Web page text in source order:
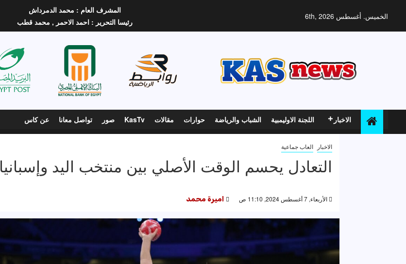
الخميس. أغسطس 6th, 2026
المشرف العام : محمد الدمرداش
رئيسا التحرير : احمد الاحمر , محمد قطب
الاخبار اللجنة الاوليمبية الشباب والرياضة حوارات مقالات KasTv صور تواصل معانا عن كاس
الاخبار العاب جماعية
التعادل يحسم الوقت الأصلي بين منتخب اليد وإسبانيا
الأربعاء, 7 أغسطس 2024, 11:10 ص اميرة محمد